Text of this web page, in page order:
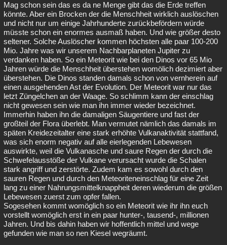
Mag schon sein das es da ne Menge gibt das die Erde treffen
könnte. Aber ein Brocken der die Menschheit wirklich auslöschen
und nicht nur um einige Jahrhunderte zurückbefördern würde
müsste schon ein enormes ausmaß haben. Und wie größer desto
seltener. Solche Auslöscher kommen höchsten alle paar 100-200
Mio. Jahre was wir unserem Nachbarplaneten Jupiter zu
verdanken haben. So ein Meteorit wie bei den Dinos vor 65 Mio
Jahren würde die Menschheit überstehen womölich dezimiert aber
überstehen. Die Dinos standen damals schon von vernherein auf
einen ausgehenden Ast der Evolution. Der Meteorit war nur das
letzt Züngelchen an der Waage. So schlimm kann der einschlag
nicht gewesen sein wie man ihn immer wieder bezeichnet.
Immerhin haben ihn die damaligen Säugentiere und fast der
großteil der Flora überlebt. Man vermutet nämlich das damals im
späten Kreidezeitalter eine stark erhöhte Vulkanaktivität stattfand,
was sich enorm negativ auf alle eierlegenden Lebewesen
auswirkte, weil die Vulkanasche und saure Regen der durch die
Schwefelausstöße der Vulkane verursacht wurde die Schalen
stark angriff und zerstörte. Zudem kam es sowohl durch den
sauren Regen und durch den Meteoriteneinschlag für eine Zeit
lang zu einer Nahrungsmittelknappheit deren wiederum die größen
Lebewesen zuerst zum opfer fallen.
Sogesehen kommt womöglich so ein Meteorit wie ihr ihn euch
vorstellt womöglich erst in ein paar hunter-, tausend-, millionen
Jahren. Und bis dahin haben wir hoffentlich mittel und wege
gefunden wie man so nen Kiesel wegräumt.